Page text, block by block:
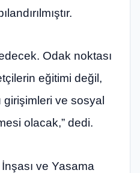
Odak noktası
eğitimi değil,
ve sosyal
olacak,” dedi.
ve Yasama